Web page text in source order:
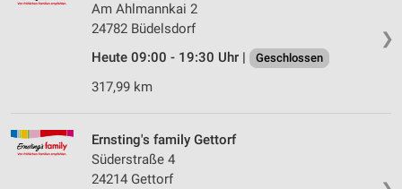
❯
Am Ahlmannkai 2
24782 Büdelsdorf
Heute 09:00 - 19:30 Uhr |
Geschlossen
317,99 km
Ernsting's family Gettorf
Süderstraße 4
24214 Gettorf